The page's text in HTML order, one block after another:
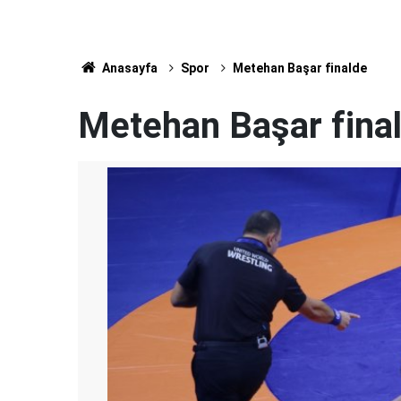
Anasayfa Spor Metehan Başar finalde
Metehan Başar